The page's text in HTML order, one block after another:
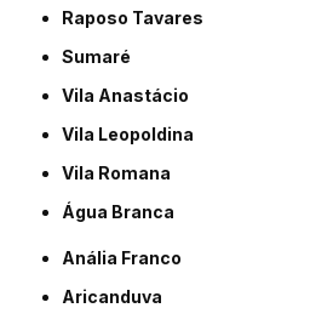
Raposo Tavares
Sumaré
Vila Anastácio
Vila Leopoldina
Vila Romana
Água Branca
Anália Franco
Aricanduva